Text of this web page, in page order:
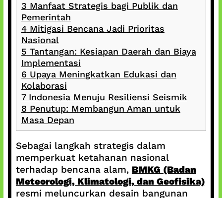
3 Manfaat Strategis bagi Publik dan
Pemerintah
4Mitigasi Bencana Jadi Prioritas
Nasional
5 Tantangan: Kesiapan Daerah dan Biaya
Implementasi
6 Upaya Meningkatkan Edukasi dan
Kolaborasi
7Indonesia Menuju Resiliensi Seismik
8 Penutup: Membangun Aman untuk
Masa Depan
Sebagai langkah strategis dalam
memperkuat ketahanan nasional
terhadap bencana alam, BMKG (Badan
Meteorologi, Klimatologi, dan Geofisika)
resmi meluncurkan desain bangunan